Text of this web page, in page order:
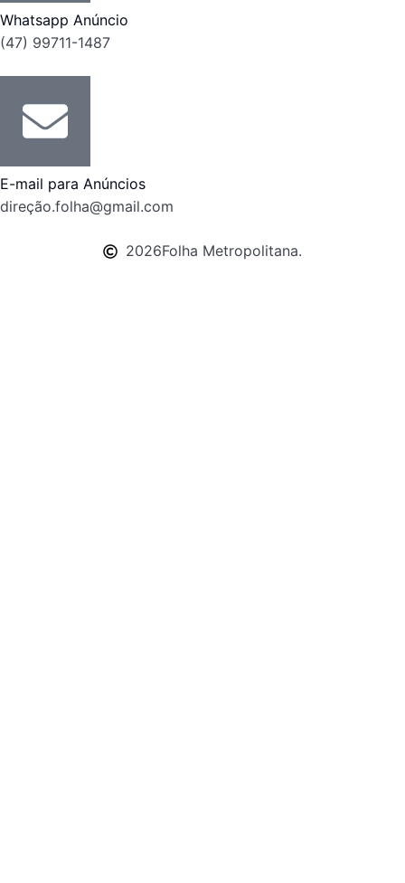
Whatsapp Anúncio
(47) 99711-1487
E-mail para Anúncios
direção.folha@gmail.com
2026Folha Metropolitana.